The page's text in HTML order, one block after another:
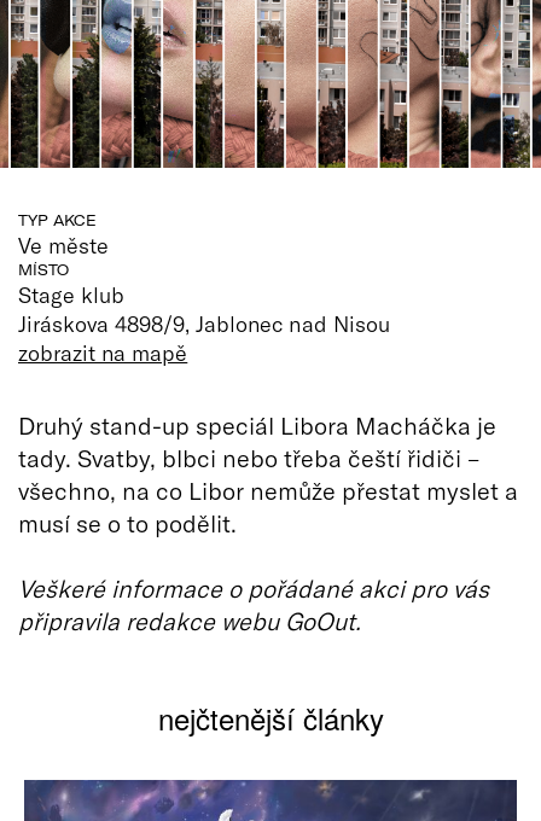
TYP AKCE
Ve měste
MÍSTO
Stage klub
Jiráskova 4898/9, Jablonec nad Nisou
zobrazit na mapě
Druhý stand-up speciál Libora Macháčka je
tady. Svatby, blbci nebo třeba čeští řidiči –
všechno, na co Libor nemůže přestat myslet a
musí se o to podělit.
Veškeré informace o pořádané akci pro vás
připravila redakce webu GoOut.
nejčtenější články